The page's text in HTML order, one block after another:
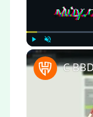
Play